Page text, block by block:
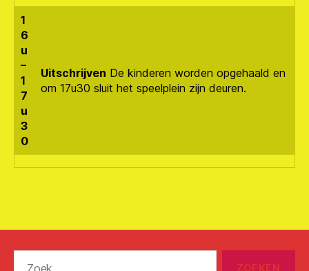
1
6
u
–
1
7
u
3
0
Uitschrijven De kinderen worden opgehaald en
om 17u30 sluit het speelplein zijn deuren.